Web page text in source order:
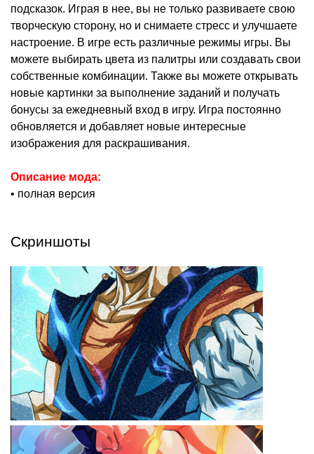
подсказок. Играя в нее, вы не только развиваете свою
творческую сторону, но и снимаете стресс и улучшаете
настроение. В игре есть различные режимы игры. Вы
можете выбирать цвета из палитры или создавать свои
собственные комбинации. Также вы можете открывать
новые картинки за выполнение заданий и получать
бонусы за ежедневный вход в игру. Игра постоянно
обновляется и добавляет новые интересные
изображения для раскрашивания.
Описание мода:
• полная версия
Скриншоты